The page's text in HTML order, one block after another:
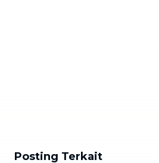
Posting Terkait